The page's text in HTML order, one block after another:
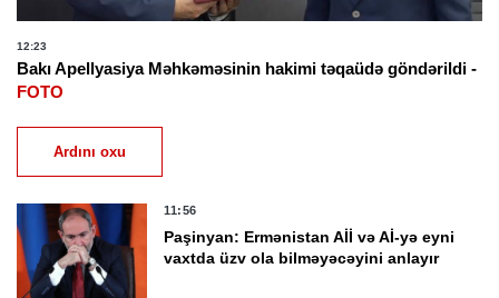
12:23
Bakı Apellyasiya Məhkəməsinin hakimi təqaüdə göndərildi -
FOTO
Ardını oxu
11:56
Paşinyan: Ermənistan Aİİ və Aİ-yə eyni
vaxtda üzv ola bilməyəcəyini anlayır